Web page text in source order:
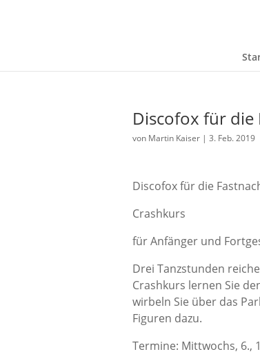
Discofox für die
von Martin Kaiser | 3. Feb. 2019
Discofox für die
Crashkurs
für Anfänger und
Drei Tanzstunden
Crashkurs lernen Sie
wirbeln Sie über das
Figuren dazu.
Termine: Mittwochs, 6.,